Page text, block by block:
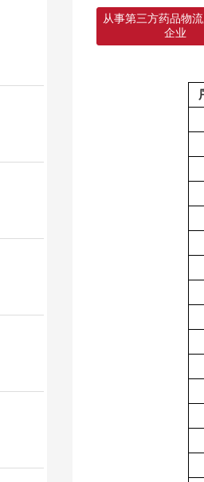
从事第三方药品物
企业